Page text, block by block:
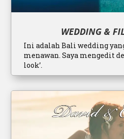
WEDDING &
Ini adalah Bali wedding
menawan. Saya mengedit
look’.